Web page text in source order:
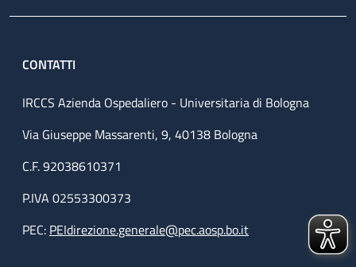
CONTATTI
IRCCS Azienda Ospedaliero - Universitaria di Bologna
Via Giuseppe Massarenti, 9, 40138 Bologna
C.F. 92038610371
P.IVA 02553300373
PEC: PEIdirezione.generale@pec.aosp.bo.it